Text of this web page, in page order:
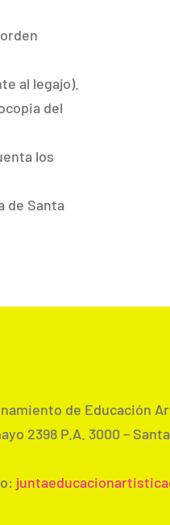
al legajo).
del
los
de Santa
de Educación
2398 P.A. 3000 –